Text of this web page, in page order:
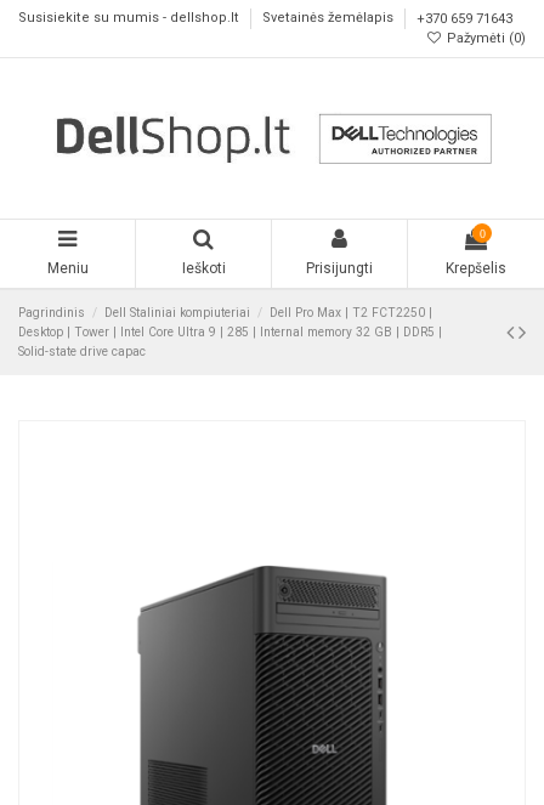
Susisiekite su mumis - dellshop.lt Svetainės žemėlapis
+370 659 71643
Pažymėti (0)
Meniu Ieškoti Prisijungti
0
Krepšelis
Pagrindinis Dell Staliniai kompiuteriai
Dell Pro Max | T2 FCT2250 |
Desktop | Tower | Intel Core Ultra 9 | 285 | Internal memory 32 GB | DDR5 |
Solid-state drive capac